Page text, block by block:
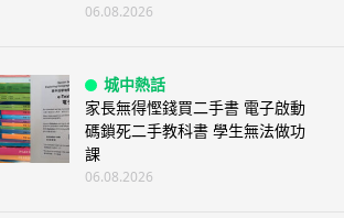
06.08.2026
城中熱話
家長無得慳錢買二手書 電子啟動
碼鎖死二手教科書 學生無法做功
課
06.08.2026